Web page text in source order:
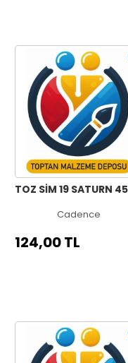
TOZ SİM 19 SATURN
Cadence
124,00 TL